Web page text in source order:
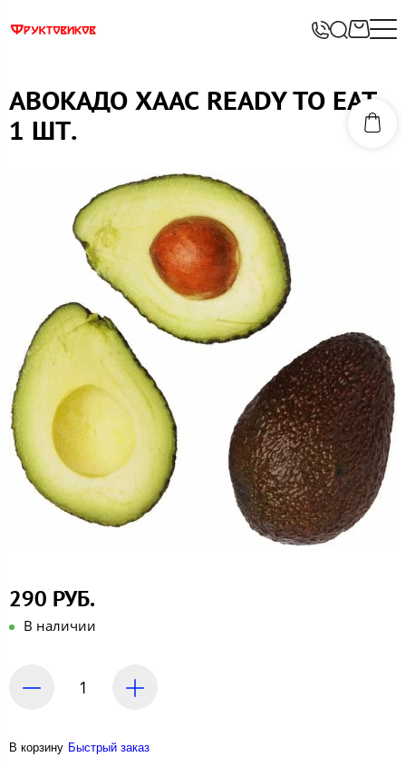
АВОКАДО ХААС READY TO EAT
1 ШТ.
290 РУБ.
В наличии
В корзину Быстрый заказ